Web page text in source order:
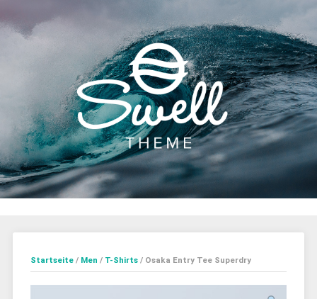
Startseite/ Men / T-Shirts/ Osaka Entry Tee Superdry